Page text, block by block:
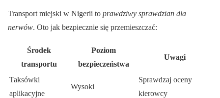
Transport miejski w Nigerii to prawdziwy sprawdzian dla
nerwów. Oto jak bezpiecznie się przemieszczać:
Środek
transportu
Poziom
bezpieczeństwa
Uwagi
Taksówki
aplikacyjne
Wysoki
Sprawdzaj oceny
kierowcy